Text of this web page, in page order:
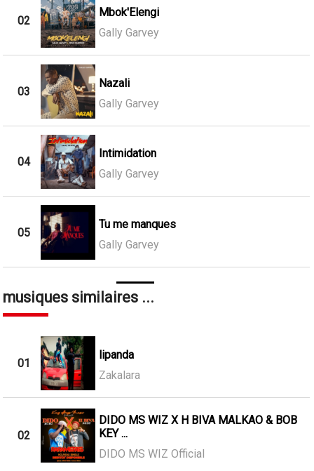
02
Mbok'Elengi
Gally Garvey
03
Nazali
Gally Garvey
04
Intimidation
Gally Garvey
05
Tu me manques
Gally Garvey
musiques similaires ...
01
lipanda
Zakalara
02
DIDO MS WIZ X H BIVA MALKAO & BOB
KEY ...
DIDO MS WIZ Official